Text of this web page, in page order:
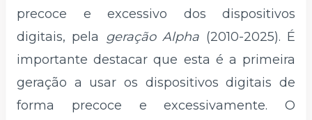
precoce e excessivo dos dispositivos
digitais, pela geração Alpha (2010-2025). É
importante destacar que esta é a primeira
geração a usar os dispositivos digitais de
forma precoce e excessivamente. O